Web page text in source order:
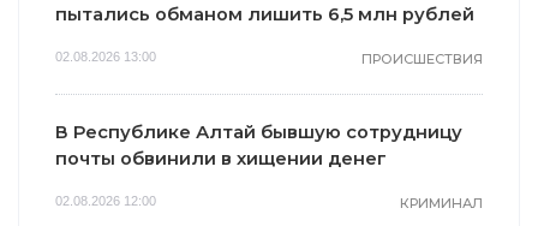
пытались обманом лишить 6,5 млн рублей
02.08.2026 13:00 ПРОИСШЕСТВИЯ
В Республике Алтай бывшую сотрудницу
почты обвинили в хищении денег
02.08.2026 12:00 КРИМИНАЛ